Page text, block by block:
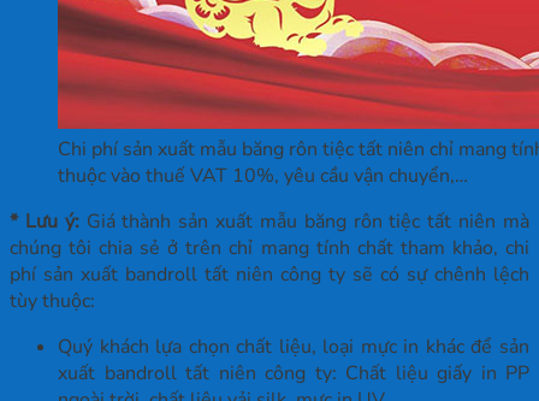
Chi phí sản xuất mẫu băng rôn tiệc tất niên chỉ mang
thuộc vào thuế VAT 10%, yêu cầu vận chuyển,…
* Lưu ý:Giá thành sản xuất mẫu băng rôn tiệc tất niên mà
chúng tôi chia sẻ ở trên chỉ mang tính chất tham khảo, chi
phí sản xuất bandroll tất niên công ty sẽ có sự chênh lệch
tùy thuộc:
Quý khách lựa chọn chất liệu, loại mực in khác để sản
xuất bandroll tất niên công ty: Chất liệu giấy in PP